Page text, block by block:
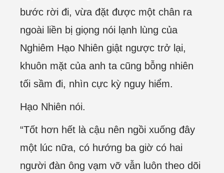
bước rời đi, vừa đặt được một chân ra
ngoài liền bị giọng nói lạnh lùng của
Nghiêm Hạo Nhiên giật ngược trở lại,
khuôn mặt của anh ta cũng bỗng nhiên
tối sầm đi, nhìn cực kỳ nguy hiểm.
Hạo Nhiên nói.
“Tốt hơn hết là cậu nên ngồi xuống đây
một lúc nữa, có hướng ba giờ có hai
người đàn ông vạm vỡ vẫn luôn theo dõi